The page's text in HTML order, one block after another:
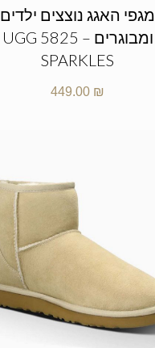
מגפי האגג נוצצים ילדים
ומבוגרים – UGG 5825
SPARKLES
449.00 ₪